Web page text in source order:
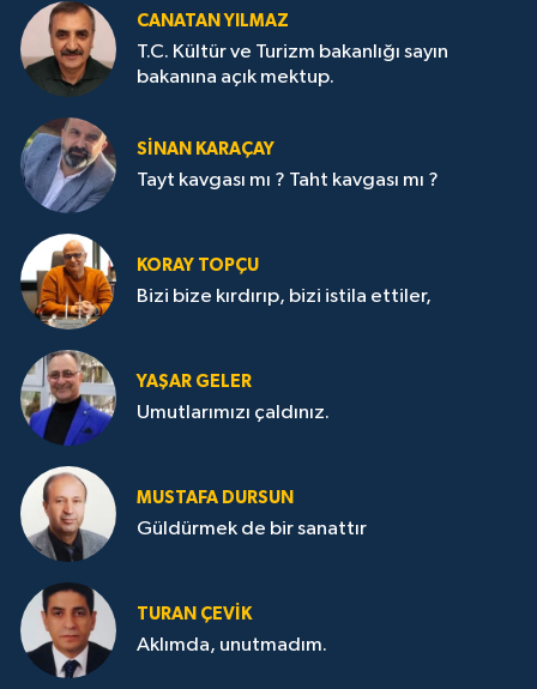
CANATAN YILMAZ
T.C. Kültür ve Turizm bakanlığı sayın
bakanına açık mektup.
SİNAN KARAÇAY
Tayt kavgası mı ? Taht kavgası mı ?
KORAY TOPÇU
Bizi bize kırdırıp, bizi istila ettiler,
YAŞAR GELER
Umutlarımızı çaldınız.
MUSTAFA DURSUN
Güldürmek de bir sanattır
TURAN ÇEVİK
Aklımda, unutmadım.